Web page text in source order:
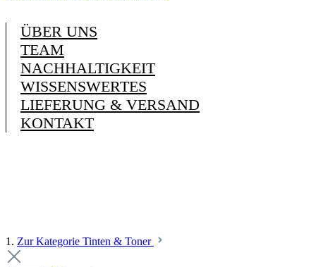
ÜBER UNS
TEAM
NACHHALTIGKEIT
WISSENSWERTES
LIEFERUNG & VERSAND
KONTAKT
1. Zur Kategorie Tinten & Toner